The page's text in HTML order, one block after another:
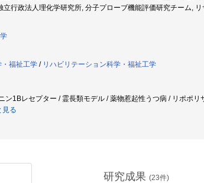
行政法人理化学研究所, 分子プローブ機能評価研究チーム, リ
・福祉工学 / リハビリテーション科学・福祉工学
ン1Bレセプター / 霊長類モデル / 薬物惹起性うつ病 / リポポ
見る
研究成果 (23件)